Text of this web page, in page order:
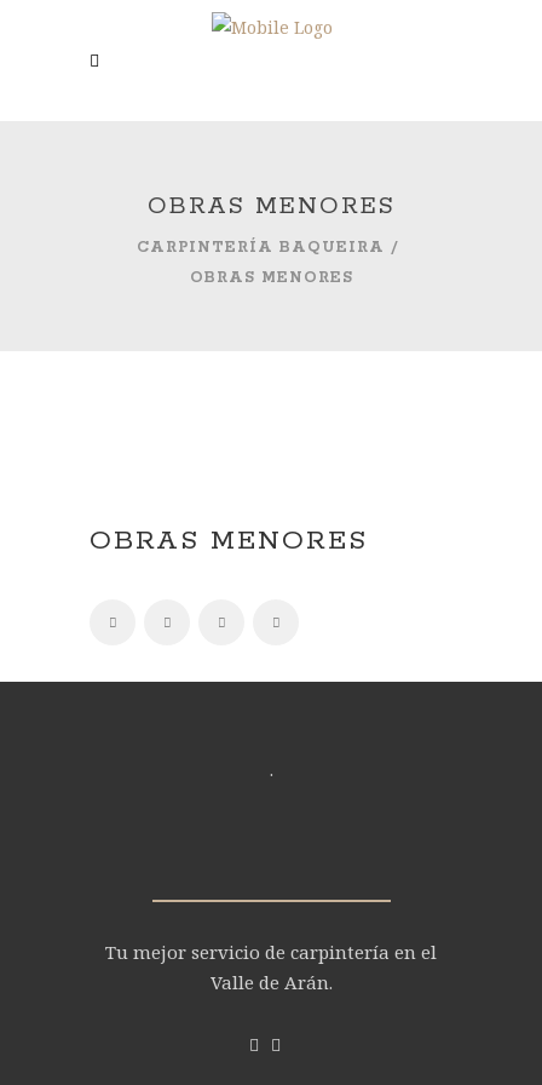
OBRAS MENORES
CARPINTERÍA BAQUEIRA /
OBRAS MENORES
OBRAS MENORES
.
Tu mejor servicio de carpintería en el
Valle de Arán.